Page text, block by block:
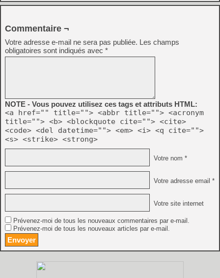
Commentaire ¬
Votre adresse e-mail ne sera pas publiée. Les champs
obligatoires sont indiqués avec *
NOTE - Vous pouvez utilisez ces tags et attributs HTML:
<a href="" title=""> <abbr title=""> <acronym
title=""> <b> <blockquote cite=""> <cite>
<code> <del datetime=""> <em> <i> <q cite="">
<s> <strike> <strong>
Votre nom *
Votre adresse email *
Votre site internet
Prévenez-moi de tous les nouveaux commentaires par e-mail.
Prévenez-moi de tous les nouveaux articles par e-mail.